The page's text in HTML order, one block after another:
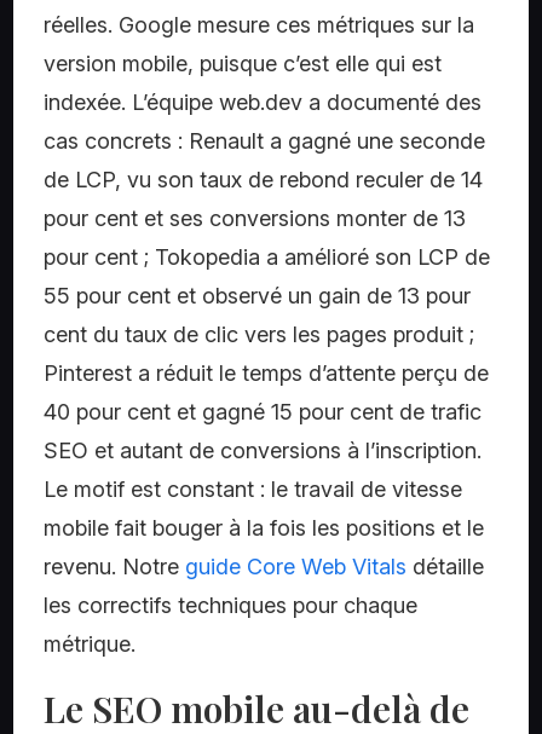
réelles. Google mesure ces métriques sur la
version mobile, puisque c’est elle qui est
indexée. L’équipe web.dev a documenté des
cas concrets : Renault a gagné une seconde
de LCP, vu son taux de rebond reculer de 14
pour cent et ses conversions monter de 13
pour cent ; Tokopedia a amélioré son LCP de
55 pour cent et observé un gain de 13 pour
cent du taux de clic vers les pages produit ;
Pinterest a réduit le temps d’attente perçu de
40 pour cent et gagné 15 pour cent de trafic
SEO et autant de conversions à l’inscription.
Le motif est constant : le travail de vitesse
mobile fait bouger à la fois les positions et le
revenu. Notre guide Core Web Vitals détaille
les correctifs techniques pour chaque
métrique.
Le SEO mobile au-delà de